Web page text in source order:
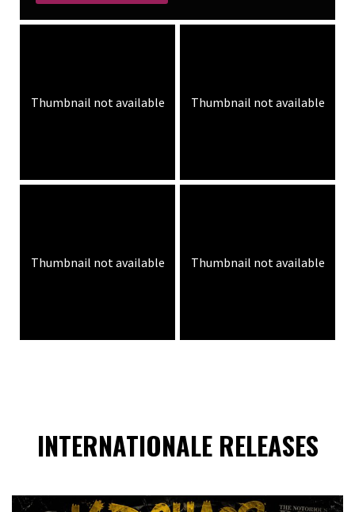
Thumbnail not available Thumbnail not available
Thumbnail not available Thumbnail not available
INTERNATIONALE RELEASES